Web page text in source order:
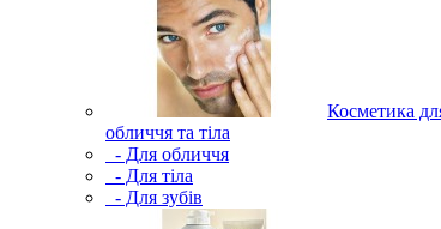
Косметика
обличчя та тіла
- Для обличчя
- Для тіла
- Для зубів